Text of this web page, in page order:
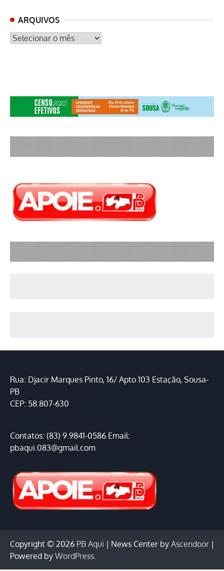
ARQUIVOS
ARQUIVOS
Rua: Djacir Marques Pinto, 16/ Apto 103 Estação, Sousa-
PB
CEP: 58.807-630
Contatos: (83) 9.9841-0586 Email:
pbaqui.083@gmail.com
Copyright © 2026 PB Aqui | News Center by Ascendoor |
Powered by WordPress.